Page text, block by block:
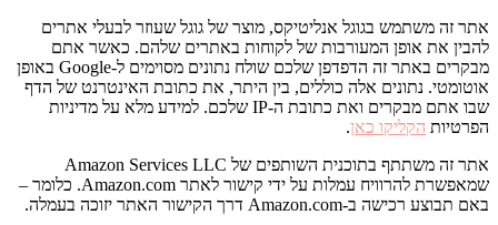
אתר זה משתמש בגוגל אנליטיקס, מוצר של גוגל שעוזר לבעלי אתרים
להבין את אופן המעורבות של לקוחות באתרים שלהם. כאשר אתם
מבקרים באתר זה הדפדפן שלכם שולח נתונים מסוימים ל-Google באופן
אוטומטי. נתונים אלה כוללים, בין היתר, את כתובת האינטרנט של הדף
שבו אתם מבקרים ואת כתובת ה-IP שלכם. למידע מלא על מדיניות
הפרטיות הקליקו כאן.
אתר זה משתתף בתוכנית השותפים של Amazon Services LLC
שמאפשרת להרוויח עמלות על ידי קישור לאתר Amazon.com. כלומר –
באם תבוצע רכישה ב-Amazon.com דרך הקישור האתר יזוכה בעמלה.